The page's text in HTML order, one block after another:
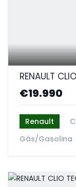
RENAULT
€19.990
Renault
Gás/Gasolina